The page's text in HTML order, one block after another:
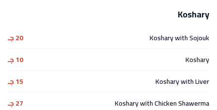
Koshary
Koshary with Sojouk
20 جـ
Koshary
10 جـ
Koshary with Liver
15 جـ
Koshary with Chicken Shawerma
27 جـ